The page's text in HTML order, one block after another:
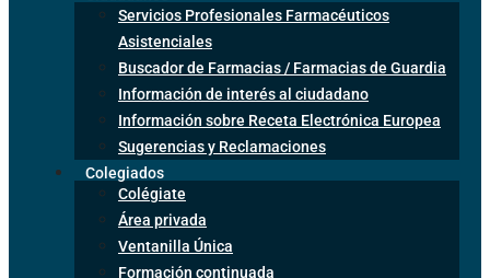
Servicios Profesionales Farmacéuticos
Asistenciales
Buscador de Farmacias / Farmacias de Guardia
Información de interés al ciudadano
Información sobre Receta Electrónica Europea
Sugerencias y Reclamaciones
Colegiados
Colégiate
Área privada
Ventanilla Única
Formación continuada